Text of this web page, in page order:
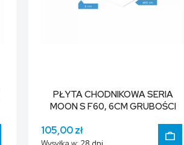
PŁYTA CHODNIKOWA SERIA
MOON S F60, 6CM GRUBOŚCI
105,00 zł